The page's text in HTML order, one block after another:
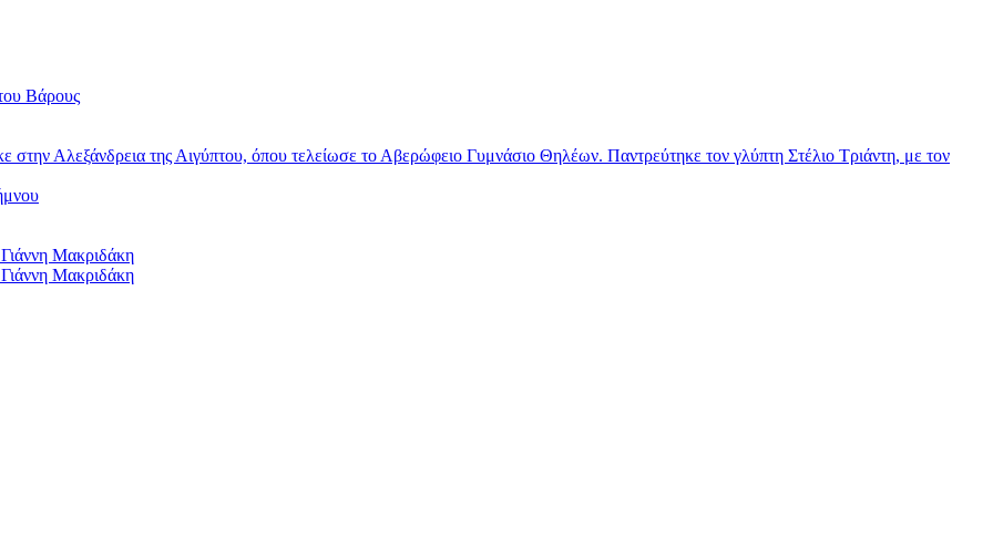
Βάρους
Αλεξάνδρεια της Αιγύπτου, όπου τελείωσε το Αβερώφειο Γυμνάσιο Θηλέων. Παντρεύτηκε τον γλύπτη Στέλιο Τριάντη, με τον
Μακριδάκη
Μακριδάκη